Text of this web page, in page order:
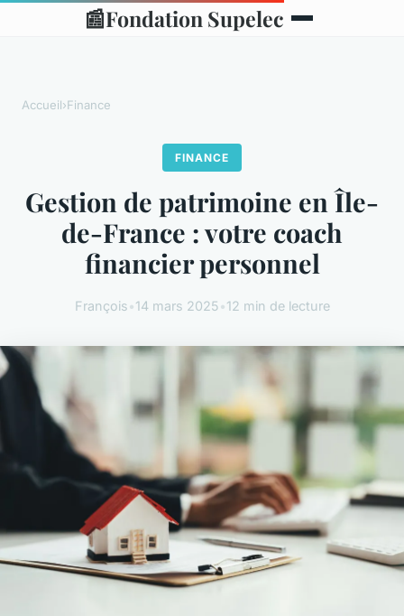
📰Fondation Supelec
Accueil›Finance
FINANCE
Gestion de patrimoine en Île-
de-France : votre coach
financier personnel
François•14 mars 2025•12 min de lecture